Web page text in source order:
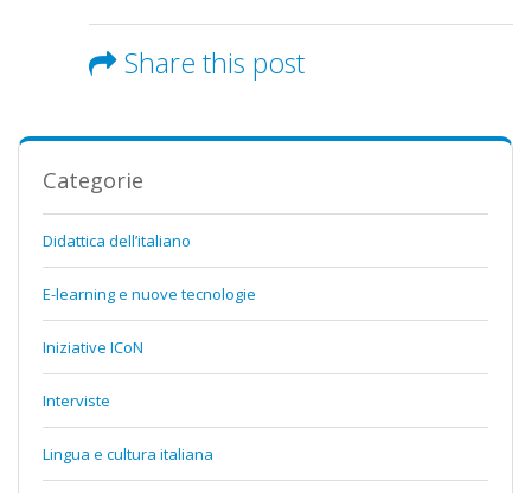
Share this post
Categorie
Didattica dell’italiano
E-learning e nuove tecnologie
Iniziative ICoN
Interviste
Lingua e cultura italiana